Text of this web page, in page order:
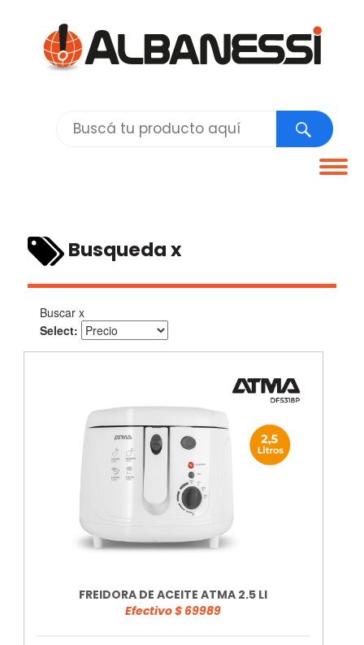
Busqueda x
Buscar x
Select:
FREIDORA DE ACEITE ATMA 2.5 LI
Efectivo $ 69989